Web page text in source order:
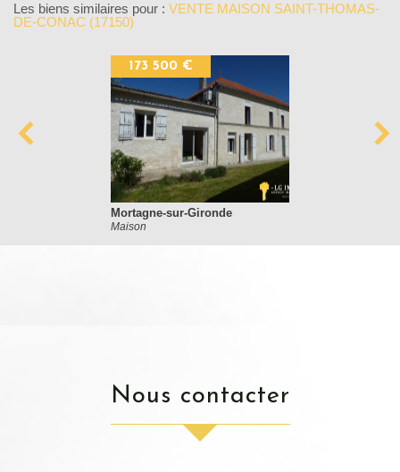
Les biens similaires pour : VENTE MAISON SAINT-THOMAS-
DE-CONAC (17150)
173 500 €
Mortagne-sur-Gironde
Maison
nous contacter